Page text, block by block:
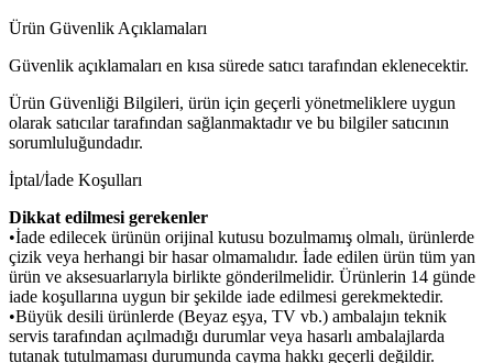
Ürün Güvenlik Açıklamaları
Güvenlik açıklamaları en kısa sürede satıcı tarafından eklenecektir.
Ürün Güvenliği Bilgileri, ürün için geçerli yönetmeliklere uygun
olarak satıcılar tarafından sağlanmaktadır ve bu bilgiler satıcının
sorumluluğundadır.
İptal/İade Koşulları
Dikkat edilmesi gerekenler
•İade edilecek ürünün orijinal kutusu bozulmamış olmalı, ürünlerde
çizik veya herhangi bir hasar olmamalıdır. İade edilen ürün tüm yan
ürün ve aksesuarlarıyla birlikte gönderilmelidir. Ürünlerin 14 günde
iade koşullarına uygun bir şekilde iade edilmesi gerekmektedir.
•Büyük desili ürünlerde (Beyaz eşya, TV vb.) ambalajın teknik
servis tarafından açılmadığı durumlar veya hasarlı ambalajlarda
tutanak tutulmaması durumunda cayma hakkı geçerli değildir.